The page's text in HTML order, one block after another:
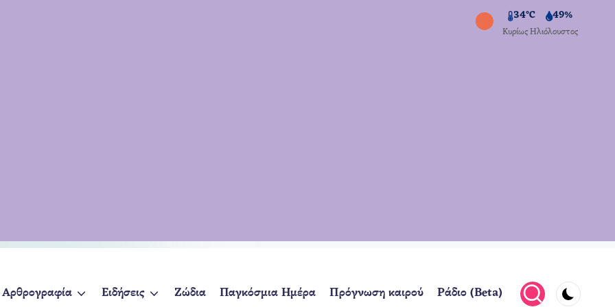
34°C 49%
Κυρίως Ηλιόλουστος
Αρθρογραφία Ειδήσεις Ζώδια Παγκόσμια Ημέρα Πρόγνωση καιρού Ράδιο (Beta)